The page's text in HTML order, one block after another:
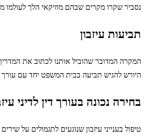
נסביר שקרו מקרים שבהם מוזיקאי הלך לעולמו
תביעות עיזבון
המקרה המדובר שהוביל אותנו לכתוב את
היורש להגיש תביעה בבית המשפט יחד עם
בחירה נכונה בעורך דין לדיני
טיפול בענייני עיזבון שנוגעים לתגמולים על